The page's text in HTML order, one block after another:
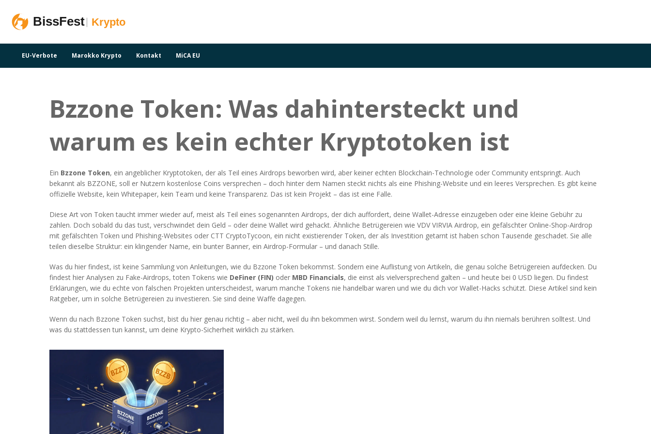
EU-Verbote Marokko Krypto Kontakt MiCA EU
Bzzone Token: Was dahintersteckt und
warum es kein echter Kryptotoken ist
Ein Bzzone Token, ein angeblicher Kryptotoken, der als Teil eines Airdrops beworben wird, aber keiner echten Blockchain-Technologie oder Community entspringt. Auch
bekannt als BZZONE, soll er Nutzern kostenlose Coins versprechen – doch hinter dem Namen steckt nichts als eine Phishing-Website und ein leeres Versprechen. Es gibt keine
offizielle Website, kein Whitepaper, kein Team und keine Transparenz. Das ist kein Projekt – das ist eine Falle.
Diese Art von Token taucht immer wieder auf, meist als Teil eines sogenannten Airdrops, der dich auffordert, deine Wallet-Adresse einzugeben oder eine kleine Gebühr zu
zahlen. Doch sobald du das tust, verschwindet dein Geld – oder deine Wallet wird gehackt. Ähnliche Betrügereien wie VDV VIRVIA Airdrop, ein gefälschter Online-Shop-Airdrop
mit gefälschten Token und Phishing-Websites oder CTT CryptoTycoon, ein nicht existierender Token, der als Investition getarnt ist haben schon Tausende geschadet. Sie alle
teilen dieselbe Struktur: ein klingender Name, ein bunter Banner, ein Airdrop-Formular – und danach Stille.
Was du hier findest, ist keine Sammlung von Anleitungen, wie du Bzzone Token bekommst. Sondern eine Auflistung von Artikeln, die genau solche Betrügereien aufdecken. Du
findest hier Analysen zu Fake-Airdrops, toten Tokens wie DeFiner (FIN) oder MBD Financials, die einst als vielversprechend galten – und heute bei 0 USD liegen. Du findest
Erklärungen, wie du echte von falschen Projekten unterscheidest, warum manche Tokens nie handelbar waren und wie du dich vor Wallet-Hacks schützt. Diese Artikel sind kein
Ratgeber, um in solche Betrügereien zu investieren. Sie sind deine Waffe dagegen.
Wenn du nach Bzzone Token suchst, bist du hier genau richtig – aber nicht, weil du ihn bekommen wirst. Sondern weil du lernst, warum du ihn niemals berühren solltest. Und
was du stattdessen tun kannst, um deine Krypto-Sicherheit wirklich zu stärken.